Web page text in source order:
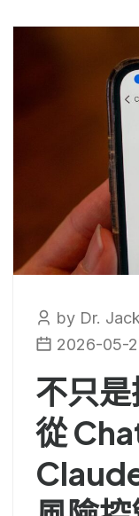
by Dr.
2026-05-
不只是
從